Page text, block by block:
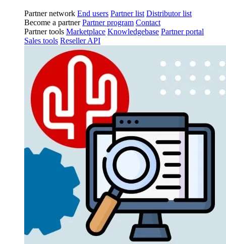
Partner network End users Partner list Distributor list
Become a partner Partner program Contact
Partner tools Marketplace Knowledgebase Partner portal
Sales tools Reseller API